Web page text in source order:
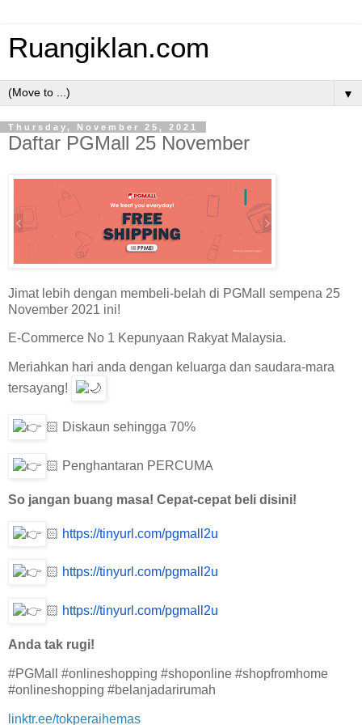
Ruangiklan.com
▼
Thursday, November 25, 2021
Daftar PGMall 25 November
Jimat lebih dengan membeli-belah di PGMall sempena 25
November 2021 ini!
E-Commerce No 1 Kepunyaan Rakyat Malaysia.
Meriahkan hari anda dengan keluarga dan saudara-mara
tersayang!
🏻 Diskaun sehingga 70%
🏻 Penghantaran PERCUMA
So jangan buang masa! Cepat-cepat beli disini!
🏻 https://tinyurl.com/pgmall2u
🏻 https://tinyurl.com/pgmall2u
🏻 https://tinyurl.com/pgmall2u
Anda tak rugi!
#PGMall #onlineshopping #shoponline #shopfromhome
#onlineshopping #belanjadarirumah
linktr.ee/tokperaihemas